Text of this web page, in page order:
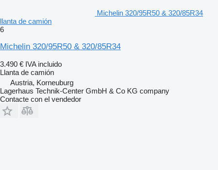
Michelin 320/95R50 & 320/85R34
llanta de camión
6
Michelin 320/95R50 & 320/85R34
3.490 € IVA incluido
Llanta de camión
Austria, Korneuburg
Lagerhaus Technik-Center GmbH & Co KG company
Contacte con el vendedor